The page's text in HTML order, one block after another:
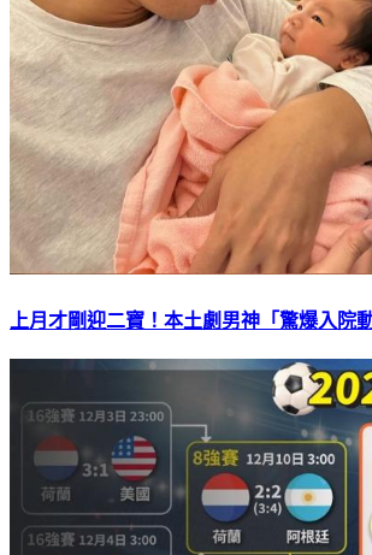
上月才剛迎二寶！本土劇男神「驚爆入院